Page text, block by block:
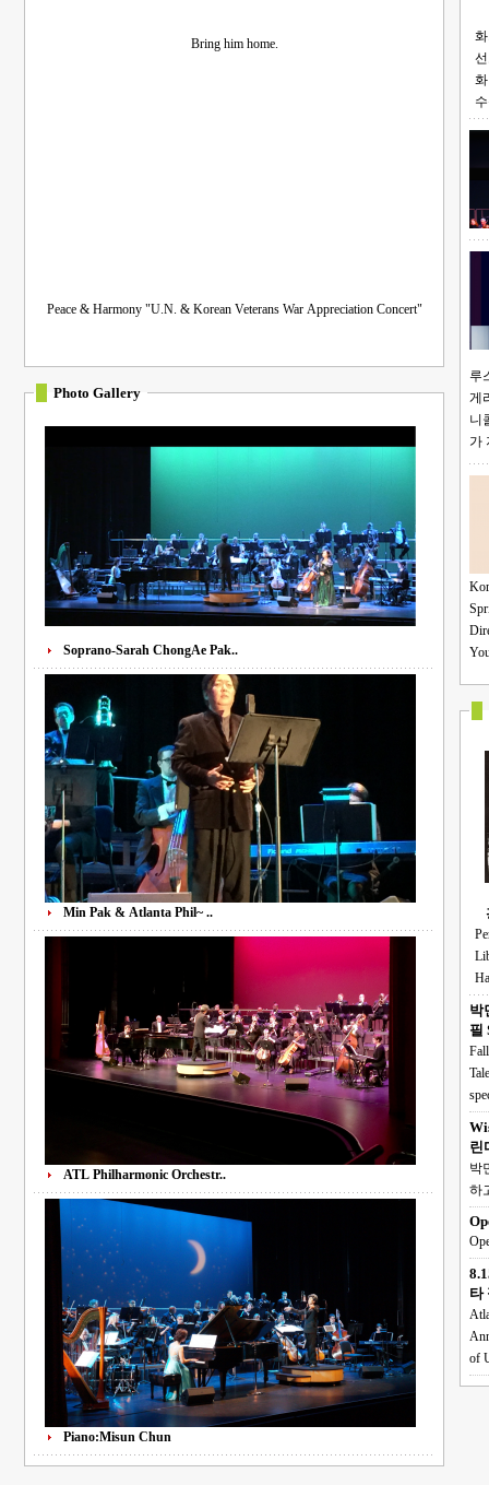
우리 가곡
소프라노 오정애, 테너 베드로 카레라스, 피아노 여은주, 피아
우리 가곡
내달 10일 ‘가을 음악회’ 좋은교회 공연·전시 함께 추석도
Bring him home.
Peace & Harmony "U.N. & Korean Veterans War Appreciation Concert"
Photo Gallery
Soprano-Sarah ChongAe Pak..
Min Pak & Atlanta Phil~ ..
ATL Philharmonic Orchestr..
Piano:Misun Chun
선
루스 개최
게리 멘
니
가
Korean
Spring"
박
필
Fall
린
박민씨가 강창
타
of